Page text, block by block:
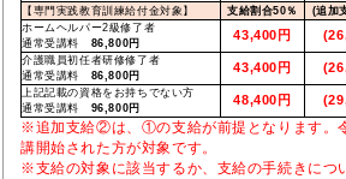
【専門実践教育訓練給付金対象】 支給割合50％ (追加
ホームヘルパー2級修了者
通常受講料 86,800円
43,400円
介護職員初任者研修修了者
通常受講料 86,800円
43,400円
上記記載の資格をお持ちでない方
通常受講料 96,800円
48,400円
※追加支給②は、①の支給が前提となります。
講開始された方が対象です。
※支給の対象に該当するか、支給の手続きにつ